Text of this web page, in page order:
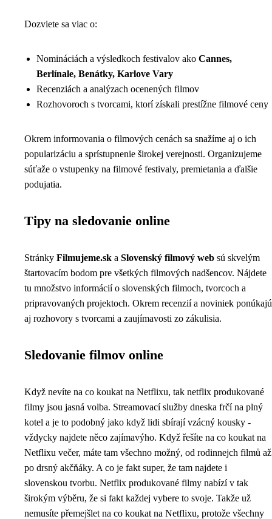
Dozviete sa viac o:
Nomináciách a výsledkoch festivalov ako Cannes,
Berlínale, Benátky, Karlove Vary
Recenziách a analýzach ocenených filmov
Rozhovoroch s tvorcami, ktorí získali prestížne filmové ceny
Okrem informovania o filmových cenách sa snažíme aj o ich
popularizáciu a sprístupnenie širokej verejnosti. Organizujeme
súťaže o vstupenky na filmové festivaly, premietania a ďalšie
podujatia.
Tipy na sledovanie online
Stránky Filmujeme.sk a Slovenský filmový web sú skvelým
štartovacím bodom pre všetkých filmových nadšencov. Nájdete
tu množstvo informácií o slovenských filmoch, tvorcoch a
pripravovaných projektoch. Okrem recenzií a noviniek ponúkajú
aj rozhovory s tvorcami a zaujímavosti zo zákulisia.
Sledovanie filmov online
Když nevíte na co koukat na Netflixu, tak netflix produkované
filmy jsou jasná volba. Streamovací služby dneska frčí na plný
kotel a je to podobný jako když lidi sbírají vzácný kousky -
vždycky najdete něco zajímavýho. Když řešíte na co koukat na
Netflixu večer, máte tam všechno možný, od rodinnejch filmů až
po drsný akčňáky. A co je fakt super, že tam najdete i
slovenskou tvorbu. Netflix produkované filmy nabízí v tak
širokým výběru, že si fakt každej vybere to svoje. Takže už
nemusíte přemejšlet na co koukat na Netflixu, protože všechny